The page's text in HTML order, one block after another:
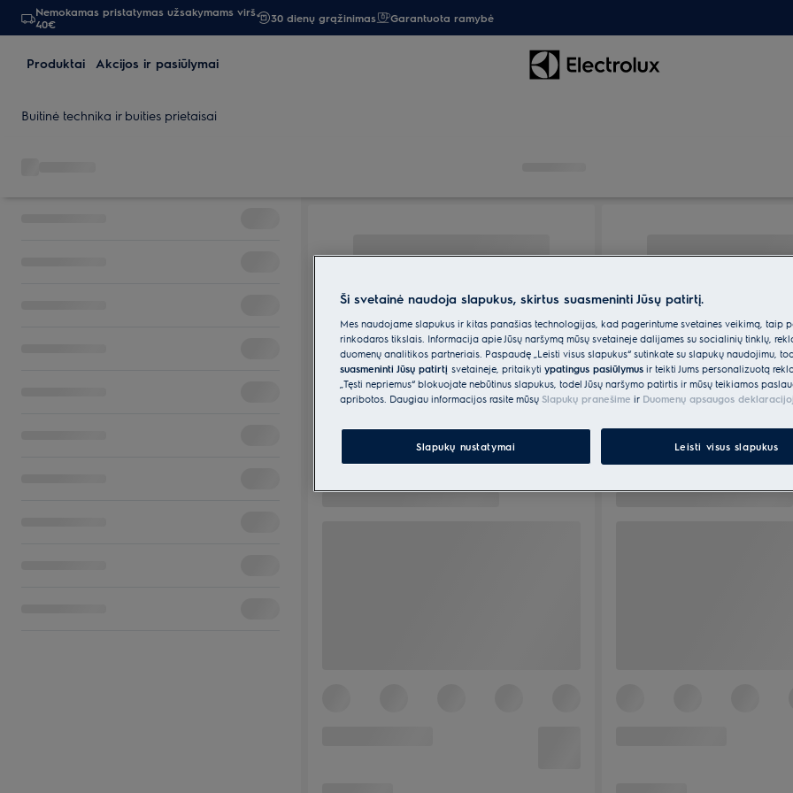
Nemokamas pristatymas užsakymams virš
40€
30 dienų grąžinimas Garantuota ramybė
Produktai Akcijos ir pasiūlymai
Buitinė technika ir buities prietaisai
Ši svetainė naudoja slapukus, skirtus suasmeninti Jūsų patirtį.
Mes naudojame slapukus ir kitas panašias technologijas, kad pagerintume svetainės veikimą, taip
rinkodaros tikslais. Informacija apie Jūsų naršymą mūsų svetainėje dalijamės su socialinių tinklų,
duomenų analitikos partneriais. Paspaudę „Leisti visus slapukus“ sutinkate su slapukų naudojimu,
suasmeninti Jūsų patirtį svetainėje, pritaikyti ypatingus pasiūlymus ir teikti Jums personalizuotą
„Tęsti nepriėmus“ blokuojate nebūtinus slapukus, todėl Jūsų naršymo patirtis ir mūsų teikiamos
apribotos. Daugiau informacijos rasite mūsų Slapukų pranešime ir Duomenų apsaugos
Slapukų nustatymai Leisti visus slapukus